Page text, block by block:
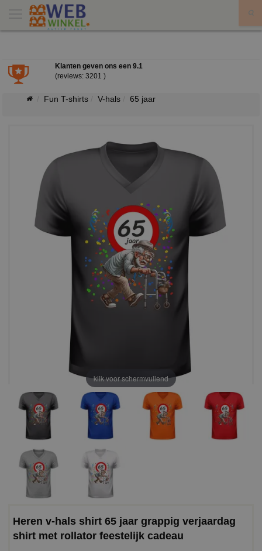
Klanten geven ons een 9.1
(reviews: 3201 )
Fun T-shirts V-hals 65 jaar
klik voor schermvullend
Heren v-hals shirt 65 jaar grappig verjaardag
shirt met rollator feestelijk cadeau